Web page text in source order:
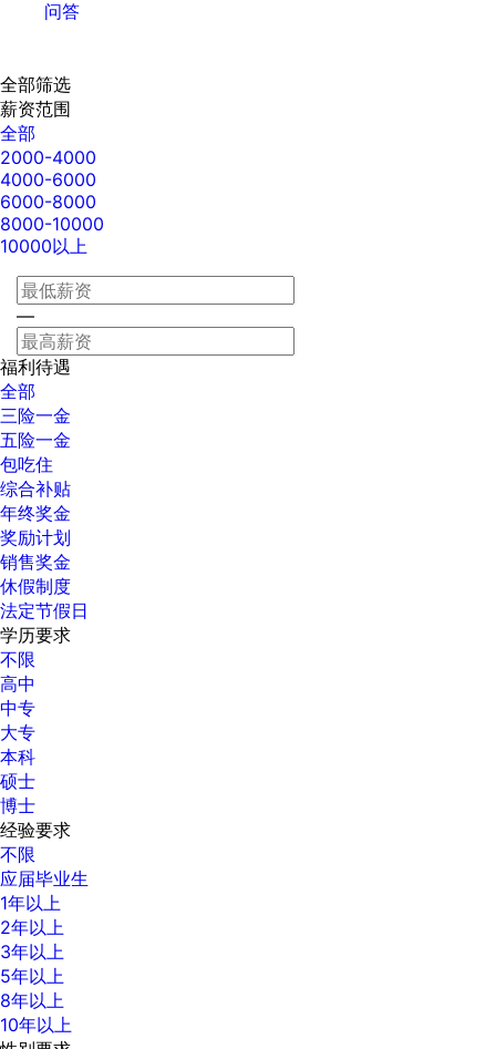
问答
全部筛选
薪资范围
全部
2000-4000
4000-6000
6000-8000
8000-10000
10000以上
—
福利待遇
全部
三险一金
五险一金
包吃住
综合补贴
年终奖金
奖励计划
销售奖金
休假制度
法定节假日
学历要求
不限
高中
中专
大专
本科
硕士
博士
经验要求
不限
应届毕业生
1年以上
2年以上
3年以上
5年以上
8年以上
10年以上